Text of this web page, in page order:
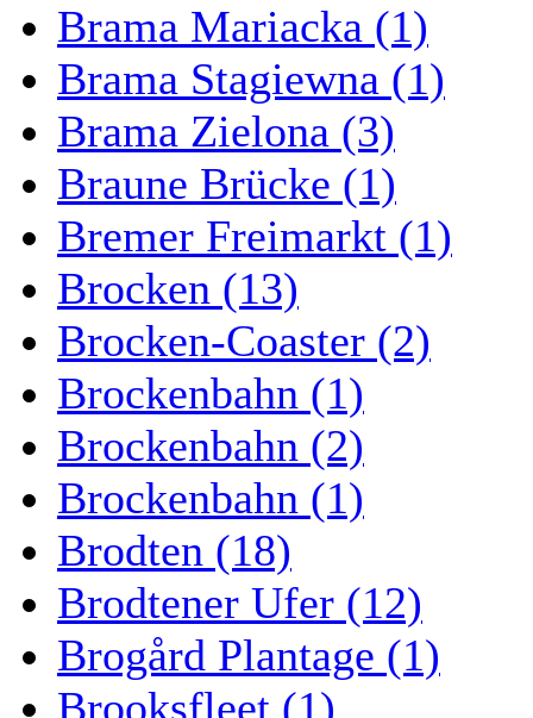
Brama Mariacka (1)
Brama Stagiewna (1)
Brama Zielona (3)
Braune Brücke (1)
Bremer Freimarkt (1)
Brocken (13)
Brocken-Coaster (2)
Brockenbahn (1)
Brockenbahn (2)
Brockenbahn (1)
Brodten (18)
Brodtener Ufer (12)
Brogård Plantage (1)
Brooksfleet (1)